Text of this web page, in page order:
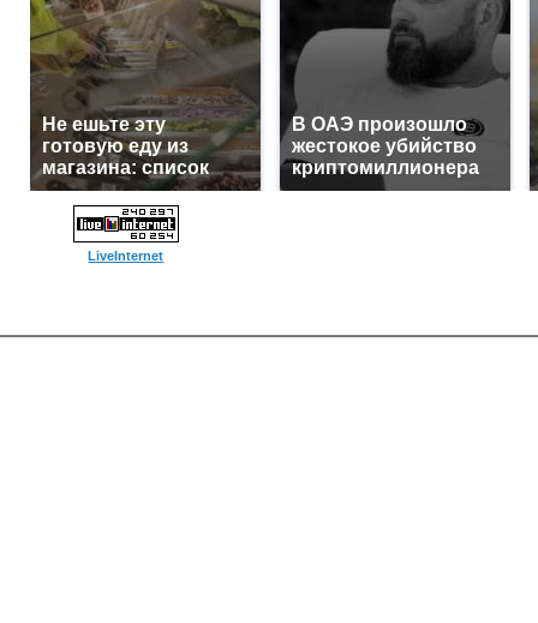
Не ешьте эту
готовую еду из
магазина: список
В ОАЭ произошло
жестокое убийство
криптомиллионера
LiveInternet